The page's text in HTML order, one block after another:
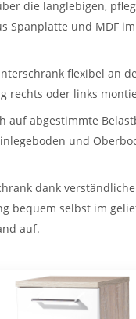
die langlebigen,
Spanplatte und MDF
flexibel an
rechts oder links
auf abgestimmte
und
dank
bequem selbst im
auf.